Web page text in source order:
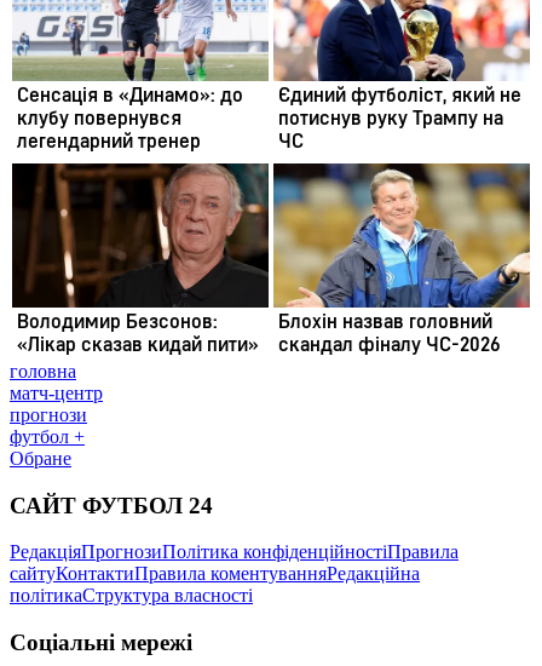
головна
матч-центр
прогнози
футбол +
Обране
САЙТ ФУТБОЛ 24
РедакціяПрогнозиПолітика конфіденційностіПравила
сайтуКонтактиПравила коментуванняРедакційна
політикаСтруктура власності
Соціальні мережі